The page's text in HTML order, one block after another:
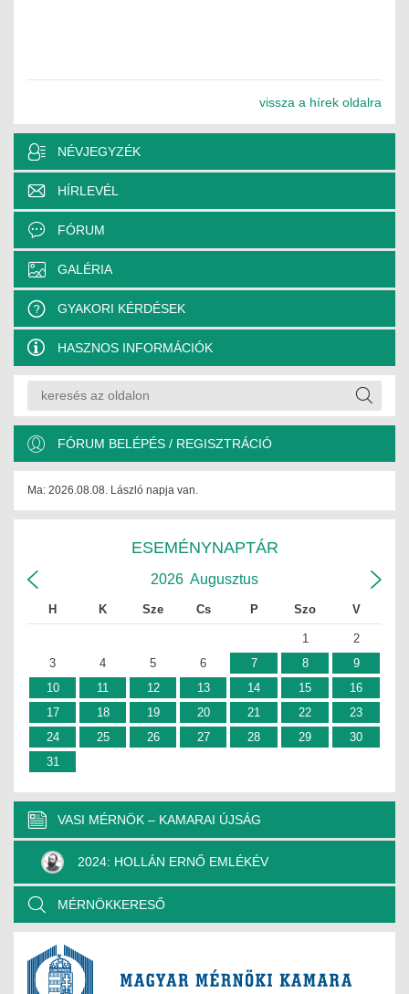
TOVÁBBKÉPZÉSI KÖTELEZETTSÉGEK
JOGI KÖTELEZETTSÉGEK
SZAKMAI KÖTELEZETTSÉGEK
MÉRNÖKI VÁLLALKOZÁSOK
MÉRNÖKI VÁLLALKOZÁSOK
SZEMÉLYES PORTFÓLIÓK
vissza a hírek oldalra
NÉVJEGYZÉK
HÍRLEVÉL
FÓRUM
GALÉRIA
GYAKORI KÉRDÉSEK
HASZNOS INFORMÁCIÓK
FÓRUM BELÉPÉS / REGISZTRÁCIÓ
Ma: 2026.08.08. László napja van.
ESEMÉNYNAPTÁR
2026 Augusztus
H K Sze Cs P Szo V
1
2
3
4 5 6 7 8
9
10
11 12 13 14 15
16
17
18 19 20 21 22
23
24
25 26 27 28 29
30
31
VASI MÉRNÖK – KAMARAI ÚJSÁG
2024: HOLLÁN ERNŐ EMLÉKÉV
MÉRNÖKKERESŐ